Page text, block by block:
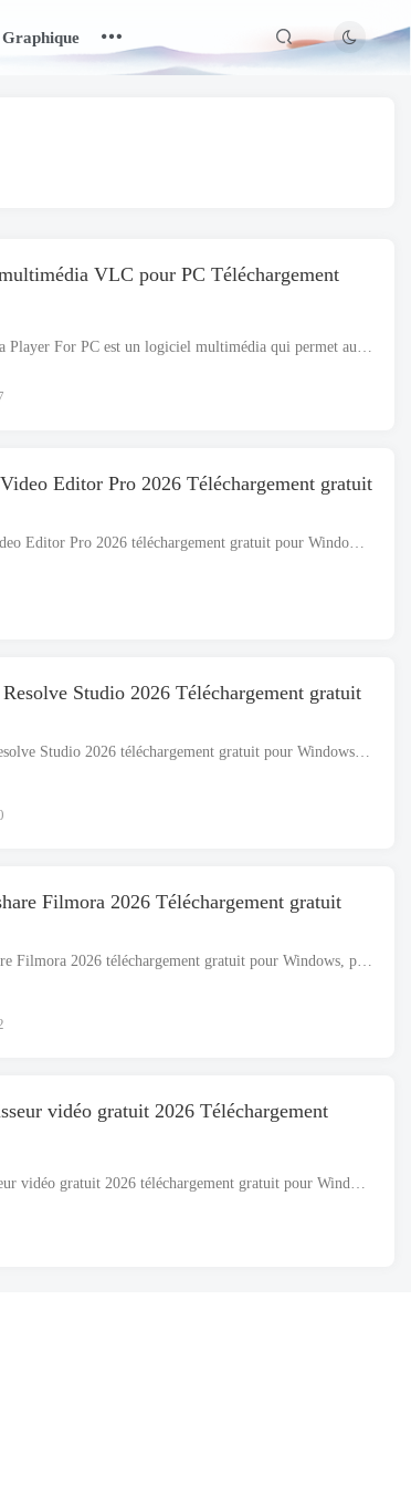
Graphique
just a few clicks
VLC pour PC Téléchargement
VLC Media Player For PC est un logiciel multimédia qui permet aux utilisateurs de gérer leur multimédia sur leur PC Windows, surtout pour Windows 11. Il prend en charge plusieurs formats audio/vidéo..
Editor Pro 2026 Téléchargement gratuit
Studio 2026 Téléchargement gratuit
Filmora 2026 Téléchargement gratuit
vidéo gratuit 2026 Téléchargement
Convertisseur vidéo gratuit 2026 téléchargement gratuit pour Windows prenant en charge les architectures 32 bits et 64 bits. Le fichier d'installation est complètement autonome et constitue également un programme d'installation hors ligne..